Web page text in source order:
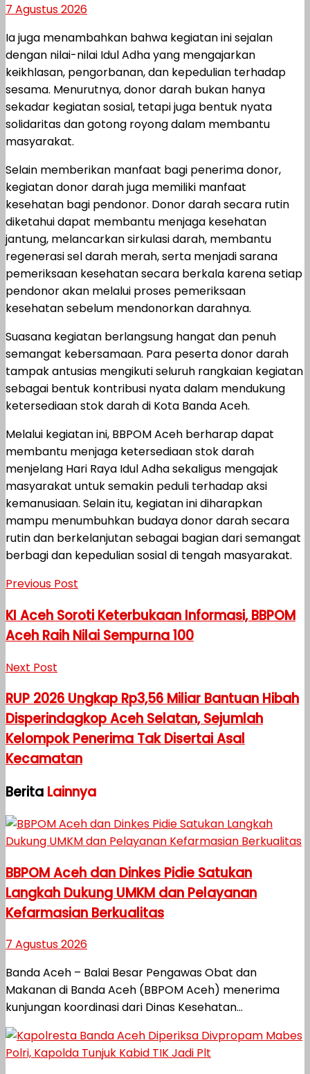
7 Agustus 2026
Ia juga menambahkan bahwa kegiatan ini sejalan
dengan nilai-nilai Idul Adha yang mengajarkan
keikhlasan, pengorbanan, dan kepedulian terhadap
sesama. Menurutnya, donor darah bukan hanya
sekadar kegiatan sosial, tetapi juga bentuk nyata
solidaritas dan gotong royong dalam membantu
masyarakat.
Selain memberikan manfaat bagi penerima donor,
kegiatan donor darah juga memiliki manfaat
kesehatan bagi pendonor. Donor darah secara rutin
diketahui dapat membantu menjaga kesehatan
jantung, melancarkan sirkulasi darah, membantu
regenerasi sel darah merah, serta menjadi sarana
pemeriksaan kesehatan secara berkala karena setiap
pendonor akan melalui proses pemeriksaan
kesehatan sebelum mendonorkan darahnya.
Suasana kegiatan berlangsung hangat dan penuh
semangat kebersamaan. Para peserta donor darah
tampak antusias mengikuti seluruh rangkaian kegiatan
sebagai bentuk kontribusi nyata dalam mendukung
ketersediaan stok darah di Kota Banda Aceh.
Melalui kegiatan ini, BBPOM Aceh berharap dapat
membantu menjaga ketersediaan stok darah
menjelang Hari Raya Idul Adha sekaligus mengajak
masyarakat untuk semakin peduli terhadap aksi
kemanusiaan. Selain itu, kegiatan ini diharapkan
mampu menumbuhkan budaya donor darah secara
rutin dan berkelanjutan sebagai bagian dari semangat
berbagi dan kepedulian sosial di tengah masyarakat.
Previous Post
KI Aceh Soroti Keterbukaan Informasi, BBPOM
Aceh Raih Nilai Sempurna 100
Next Post
RUP 2026 Ungkap Rp3,56 Miliar Bantuan Hibah
Disperindagkop Aceh Selatan, Sejumlah
Kelompok Penerima Tak Disertai Asal
Kecamatan
Berita Lainnya
BBPOM Aceh dan Dinkes Pidie Satukan
Langkah Dukung UMKM dan Pelayanan
Kefarmasian Berkualitas
7 Agustus 2026
Banda Aceh – Balai Besar Pengawas Obat dan
Makanan di Banda Aceh (BBPOM Aceh) menerima
kunjungan koordinasi dari Dinas Kesehatan...